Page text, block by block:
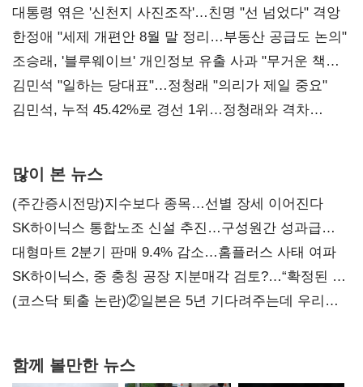
대통령 엮은 '신천지 사진조작'…친명 "선 넘었다" 격앙
한정애 "세제 개편안 8월 말 정리…부동산 공급도 논의"
조승래, '블루웨이브' 개인정보 유출 사과 "무거운 책임
통감"
김민석 "일하는 당대표"…정청래 "의리가 제일 중요"
김민석, 누적 45.42%로 경선 1위…정청래와 격차
많이 본 뉴스
(주간증시전망)지수보다 종목…선별 장세 이어진다
SK하이닉스 통합노조 신설 추진…구성원간 성과급
불만 확산
대형마트 2분기 판매 9.4% 감소…홈플러스 사태 여파
SK하이닉스, 중 충칭 공장 지분매각 검토?…“확정된 바
없어”
(코스닥 퇴출 논란)②일본은 5년 기다려주는데 우리는
함께 볼만한 뉴스